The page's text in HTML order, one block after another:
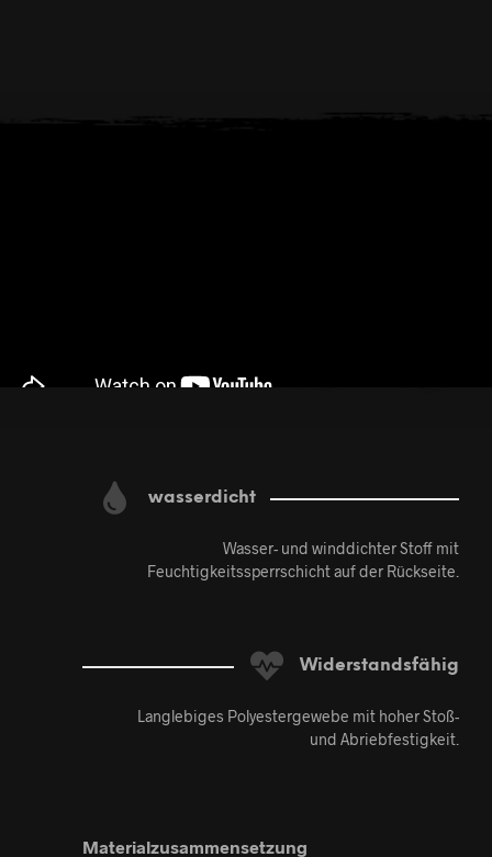
wasserdicht
Wasser- und winddichter Stoff mit
Feuchtigkeitssperrschicht auf der Rückseite.
Widerstandsfähig
Langlebiges Polyestergewebe mit hoher Stoß-
und Abriebfestigkeit.
Materialzusammensetzung